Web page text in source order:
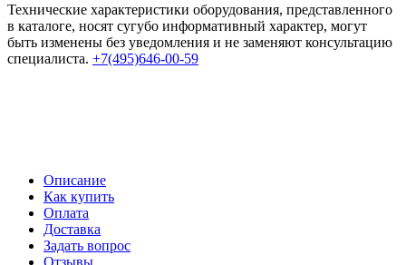
Технические характеристики оборудования, представленного
в каталоге, носят сугубо информативный характер, могут
быть изменены без уведомления и не заменяют консультацию
специалиста. +7(495)646-00-59
Описание
Как купить
Оплата
Доставка
Задать вопрос
Отзывы